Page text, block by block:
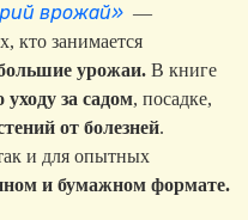
врожай» —
кто занимается
урожаи. В книге
уходу за садом, посадке,
от болезней.
и для опытных
и бумажном формате.